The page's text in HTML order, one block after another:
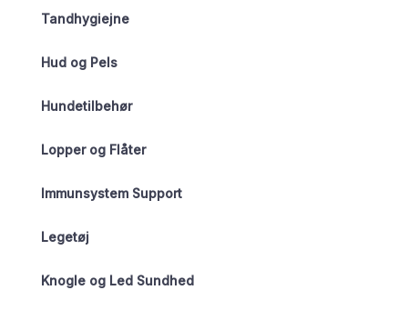
Tandhygiejne
Hud og Pels
Hundetilbehør
Lopper og Flåter
Immunsystem Support
Legetøj
Knogle og Led Sundhed